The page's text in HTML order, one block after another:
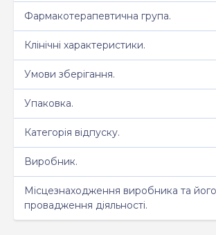
Фармакотерапевтична група.
Клінічні характеристики.
Умови зберігання.
Упаковка.
Категорія відпуску.
Виробник.
Місцезнаходження виробника та
провадження діяльності.